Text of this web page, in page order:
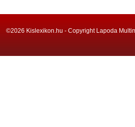
©2026 Kislexikon.hu - Copyright Lapoda